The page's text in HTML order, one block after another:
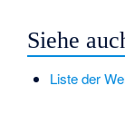
Siehe
Liste der